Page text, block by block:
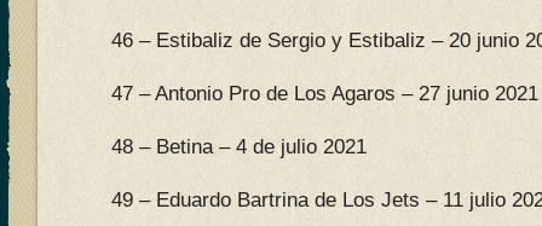
46 – Estibaliz de Sergio y Estibaliz – 20 junio
47 – Antonio Pro de Los Agaros – 27 junio 2021
48 – Betina – 4 de julio 2021
49 – Eduardo Bartrina de Los Jets – 11 julio